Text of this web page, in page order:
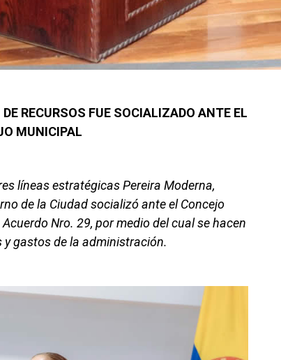
RECURSOS FUE SOCIALIZADO ANTE EL
MUNICIPAL
líneas estratégicas Pereira Moderna,
de la Ciudad socializó ante el Concejo
Nro. 29, por medio del cual se hacen
gastos de la administración.